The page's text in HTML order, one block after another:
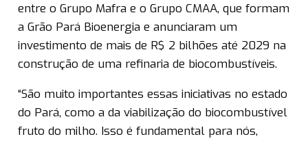
entre o Grupo Mafra e o Grupo CMAA, que formam
a Grão Pará Bioenergia e anunciaram um
investimento de mais de R$ 2 bilhões até 2029 na
construção de uma refinaria de biocombustíveis.
“São muito importantes essas iniciativas no estado
do Pará, como a da viabilização do biocombustível
fruto do milho. Isso é fundamental para nós,